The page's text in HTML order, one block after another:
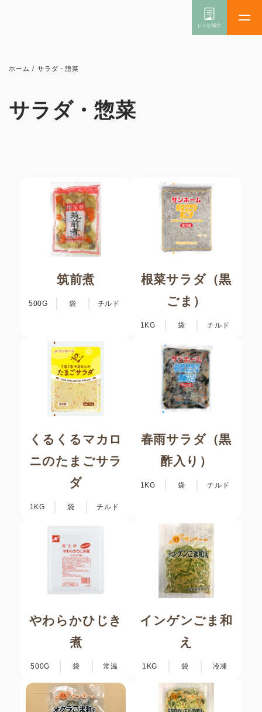
ホーム / サラダ・惣菜
サラダ・惣菜
筑前煮
500G 袋 チルド
根菜サラダ（黒
ごま）
1KG 袋 チルド
くるくるマカロ
ニのたまごサラ
ダ
1KG 袋 チルド
春雨サラダ（黒
酢入り）
1KG 袋 チルド
やわらかひじき
煮
500G 袋 常温
インゲンごま和
え
1KG 袋 冷凍